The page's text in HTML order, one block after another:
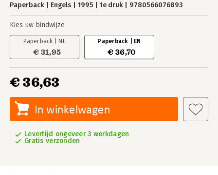
Paperback Engels 1995 1e druk 9780566076893
Kies uw bindwijze
Paperback | NL
€ 31,95
Paperback | EN
€ 36,70
€ 36,63
In winkelwagen
Levertijd ongeveer 3 werkdagen
Gratis verzonden